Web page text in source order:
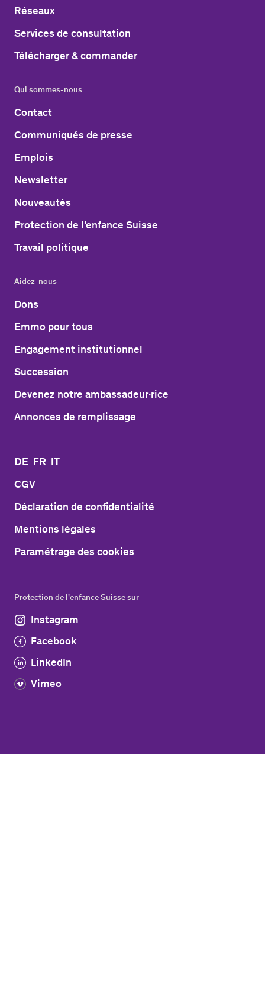
Réseaux
Services de consultation
Télécharger & commander
Qui sommes-nous
Contact
Communiqués de presse
Emplois
Newsletter
Nouveautés
Protection de l’enfance Suisse
Travail politique
Aidez-nous
Dons
Emmo pour tous
Engagement institutionnel
Succession
Devenez notre ambassadeur·rice
Annonces de remplissage
DE FR IT
CGV
Déclaration de confidentialité
Mentions légales
Paramétrage des cookies
Protection de l'enfance Suisse sur
Instagram
Facebook
LinkedIn
Vimeo